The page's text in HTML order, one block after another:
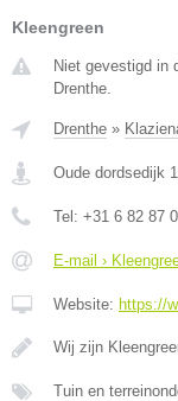
Kleengreen
Niet gevestigd in
Drenthe.
Drenthe »
Oude dordsedijk
Tel: +31 6 82 87
E-mail ›
Website: https://
Wij zijn
Tuin en